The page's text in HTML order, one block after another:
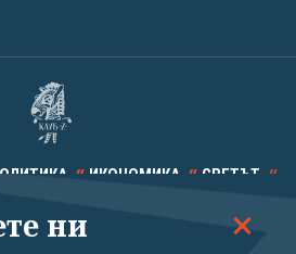
ИКОНОМИКА СВЕТЪТ
ТЕХНОЛОГИИ КАЛЕЙДОСКОП
ни